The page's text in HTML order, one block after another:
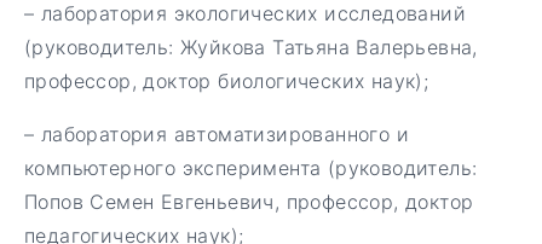
– лаборатория экологических исследований
(руководитель: Жуйкова Татьяна Валерьевна,
профессор, доктор биологических наук);
– лаборатория автоматизированного и
компьютерного эксперимента (руководитель:
Попов Семен Евгеньевич, профессор, доктор
педагогических наук);